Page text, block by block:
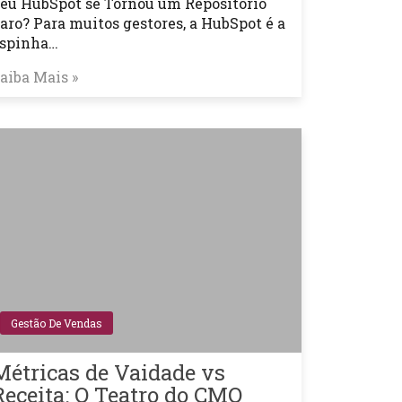
Para muitos gestores, a HubSpot é a
Mais »
Gestão De Vendas
de Vaidade vs
O Teatro do CMO